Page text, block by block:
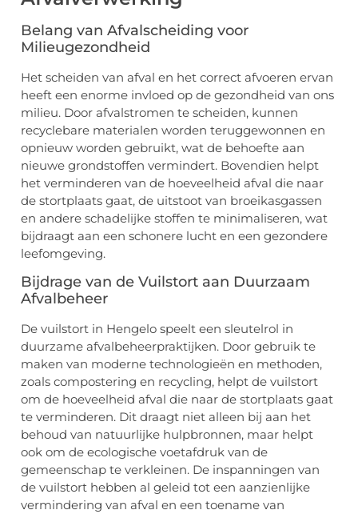
Belang van Afvalscheiding voor
Milieugezondheid
Het scheiden van afval en het correct afvoeren ervan
heeft een enorme invloed op de gezondheid van ons
milieu. Door afvalstromen te scheiden, kunnen
recyclebare materialen worden teruggewonnen en
opnieuw worden gebruikt, wat de behoefte aan
nieuwe grondstoffen vermindert. Bovendien helpt
het verminderen van de hoeveelheid afval die naar
de stortplaats gaat, de uitstoot van broeikasgassen
en andere schadelijke stoffen te minimaliseren, wat
bijdraagt aan een schonere lucht en een gezondere
leefomgeving.
Bijdrage van de Vuilstort aan Duurzaam
Afvalbeheer
De vuilstort in Hengelo speelt een sleutelrol in
duurzame afvalbeheerpraktijken. Door gebruik te
maken van moderne technologieën en methoden,
zoals compostering en recycling, helpt de vuilstort
om de hoeveelheid afval die naar de stortplaats gaat
te verminderen. Dit draagt niet alleen bij aan het
behoud van natuurlijke hulpbronnen, maar helpt
ook om de ecologische voetafdruk van de
gemeenschap te verkleinen. De inspanningen van
de vuilstort hebben al geleid tot een aanzienlijke
vermindering van afval en een toename van